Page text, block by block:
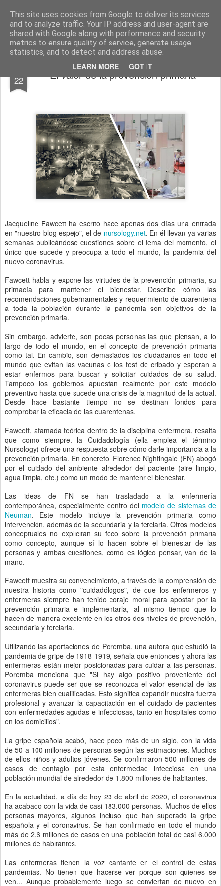
This site uses cookies from Google to deliver its services
and to analyze traffic. Your IP address and user-agent are
shared with Google along with performance and security
metrics to ensure quality of service, generate usage
statistics, and to detect and address abuse.
LEARN MORE GOT IT
El diagnóstico enfermero La Cuidadología es la ciencia del cuidado
Pages
22 El valor de la prevención primaria
Jacqueline Fawcett ha escrito hace apenas dos días una entrada
en "nuestro blog espejo", el de nursology.net. En él llevan ya varias
semanas publicándose cuestiones sobre el tema del momento, el
único que sucede y preocupa a todo el mundo, la pandemia del
nuevo coronavirus.
Fawcett habla y expone las virtudes de la prevención primaria, su
primacía para mantener el bienestar. Describe cómo las
recomendaciones gubernamentales y requerimiento de cuarentena
a toda la población durante la pandemia son objetivos de la
prevención primaria.
Sin embargo, advierte, son pocas personas las que piensan, a lo
largo de todo el mundo, en el concepto de prevención primaria
como tal. En cambio, son demasiados los ciudadanos en todo el
mundo que evitan las vacunas o los test de cribado y esperan a
estar enfermos para buscar y solicitar cuidados de su salud.
Tampoco los gobiernos apuestan realmente por este modelo
preventivo hasta que sucede una crisis de la magnitud de la actual.
Desde hace bastante tiempo no se destinan fondos para
comprobar la eficacia de las cuarentenas.
Fawcett, afamada teórica dentro de la disciplina enfermera, resalta
que como siempre, la Cuidadología (ella emplea el término
Nursology) ofrece una respuesta sobre cómo darle importancia a la
prevención primaria. En concreto, Florence Nightingale (FN) abogó
por el cuidado del ambiente alrededor del paciente (aire limpio,
agua limpia, etc.) como un modo de mantenr el bienestar.
Las ideas de FN se han trasladado a la enfermería
contemporánea, especialmente dentro del modelo de sistemas de
Neuman. Este modelo incluye la prevención primaria como
intervención, además de la secundaria y la terciaria. Otros modelos
conceptuales no explicitan su foco sobre la prevención primaria
como concepto, aunque sí lo hacen sobre el bienestar de las
personas y ambas cuestiones, como es lógico pensar, van de la
mano.
Fawcett muestra su convencimiento, a través de la comprensión de
nuestra historia como "cuidadólogos", de que los enfermeros y
enfermeras siempre han tenido coraje moral para apostar por la
prevención primaria e implementarla, al mismo tiempo que lo
hacen de manera excelente en los otros dos niveles de prevención,
secundaria y terciaria.
Utilizando las aportaciones de Poremba, una autora que estudió la
pandemia de gripe de 1918-1919, señala que entonces y ahora las
enfermeras están mejor posicionadas para cuidar a las personas.
Poremba menciona que "Si hay algo positivo proveniente del
coronavirus puede ser que se reconozca el valor esencial de las
enfermeras bien cualificadas. Esto significa expandir nuestra fuerza
profesional y avanzar la capacitación en el cuidado de pacientes
con enfermedades agudas e infecciosas, tanto en hospitales como
en los domicilios".
La gripe española acabó, hace poco más de un siglo, con la vida
de 50 a 100 millones de personas según las estimaciones. Muchos
de ellos niños y adultos jóvenes. Se confirmaron 500 millones de
casos de contagio por esta enfermedad infecciosa en una
población mundial de alrededor de 1.800 millones de habitantes.
En la actualidad, a día de hoy 23 de abril de 2020, el coronavirus
ha acabado con la vida de casi 183.000 personas. Muchos de ellos
personas mayores, algunos incluso que han superado la gripe
española y el coronavirus. Se han confirmado en todo el mundo
más de 2,6 millones de casos en una población total de casi 6.000
millones de habitantes.
Las enfermeras tienen la voz cantante en el control de estas
pandemias. No tienen que hacerse ver porque son quienes se
ven... Aunque probablemente luego se conviertan de nuevo en